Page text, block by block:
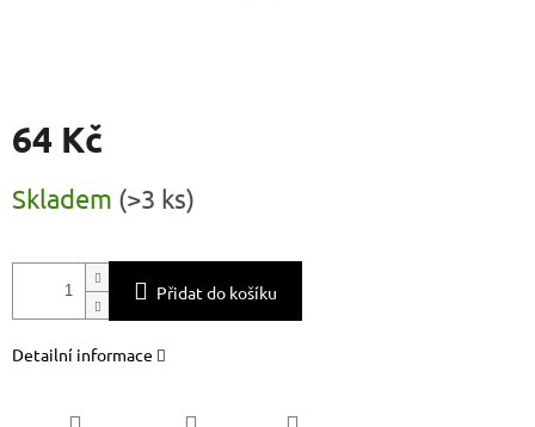
64 Kč
cena:
Skladem (>3 ks)
Přidat do košíku
Detailní informace